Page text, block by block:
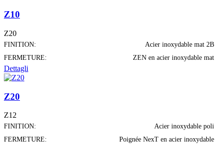
Z10
Z20
FINITION:
Acier inoxydable mat 2B
FERMETURE:
ZEN en acier inoxydable mat
Dettagli
Z20
Z12
FINITION:
Acier inoxydable poli
FERMETURE:
Poignée NexT en acier inoxydable